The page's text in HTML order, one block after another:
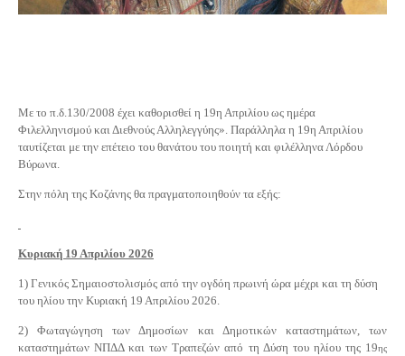
Με το π.δ.130/2008 έχει καθορισθεί η 19η Απριλίου ως ημέρα
Φιλελληνισμού και Διεθνούς Αλληλεγγύης». Παράλληλα η 19η Απριλίου
ταυτίζεται με την επέτειο του θανάτου του ποιητή και φιλέλληνα Λόρδου
Βύρωνα.
Στην πόλη της Κοζάνης θα πραγματοποιηθούν τα εξής:
Κυριακή 19 Απριλίου 2026
1) Γενικός Σημαιοστολισμός από την ογδόη πρωινή ώρα μέχρι και τη δύση
του ηλίου την Κυριακή 19 Απριλίου 2026.
2) Φωταγώγηση των Δημοσίων και Δημοτικών καταστημάτων, των
καταστημάτων ΝΠΔΔ και των Τραπεζών από τη Δύση του ηλίου της 19ης